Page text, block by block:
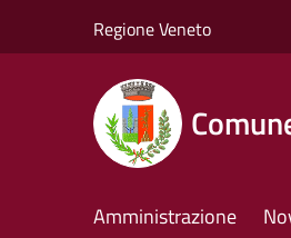
Regione Veneto
Amministrazione